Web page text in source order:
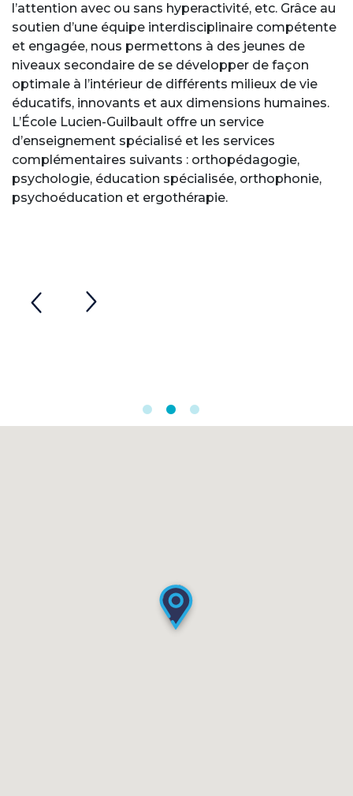
l’attention avec ou sans hyperactivité, etc. Grâce au
soutien d’une équipe interdisciplinaire compétente
et engagée, nous permettons à des jeunes de
niveaux secondaire de se développer de façon
optimale à l’intérieur de différents milieux de vie
éducatifs, innovants et aux dimensions humaines.
L’École Lucien-Guilbault offre un service
d’enseignement spécialisé et les services
complémentaires suivants : orthopédagogie,
psychologie, éducation spécialisée, orthophonie,
psychoéducation et ergothérapie.